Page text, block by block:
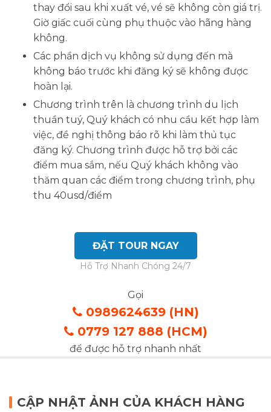
thay đổi sau khi xuất vé, vé sẽ không còn giá trị.
Giờ giấc cuối cùng phụ thuộc vào hãng hàng
không.
Các phần dịch vụ không sử dụng đến mà
không báo trước khi đăng ký sẽ không được
hoàn lại.
Chương trình trên là chương trình du lịch
thuần tuý, Quý khách có nhu cầu kết hợp làm
việc, đề nghị thông báo rõ khi làm thủ tục
đăng ký. Chương trình được hỗ trợ bởi các
điểm mua sắm, nếu Quý khách không vào
thăm quan các điểm trong chương trình, phụ
thu 40usd/điểm
ĐẶT TOUR NGAY
Hỗ Trợ Nhanh Chóng 24/7
Gọi
0989624639 (HN)
0779 127 888 (HCM)
để được hỗ trợ nhanh nhất
CẬP NHẬT ẢNH CỦA KHÁCH HÀNG